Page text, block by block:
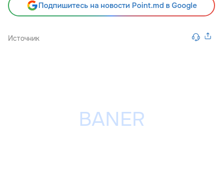
Подпишитесь на новости Point.md в Google
Источник